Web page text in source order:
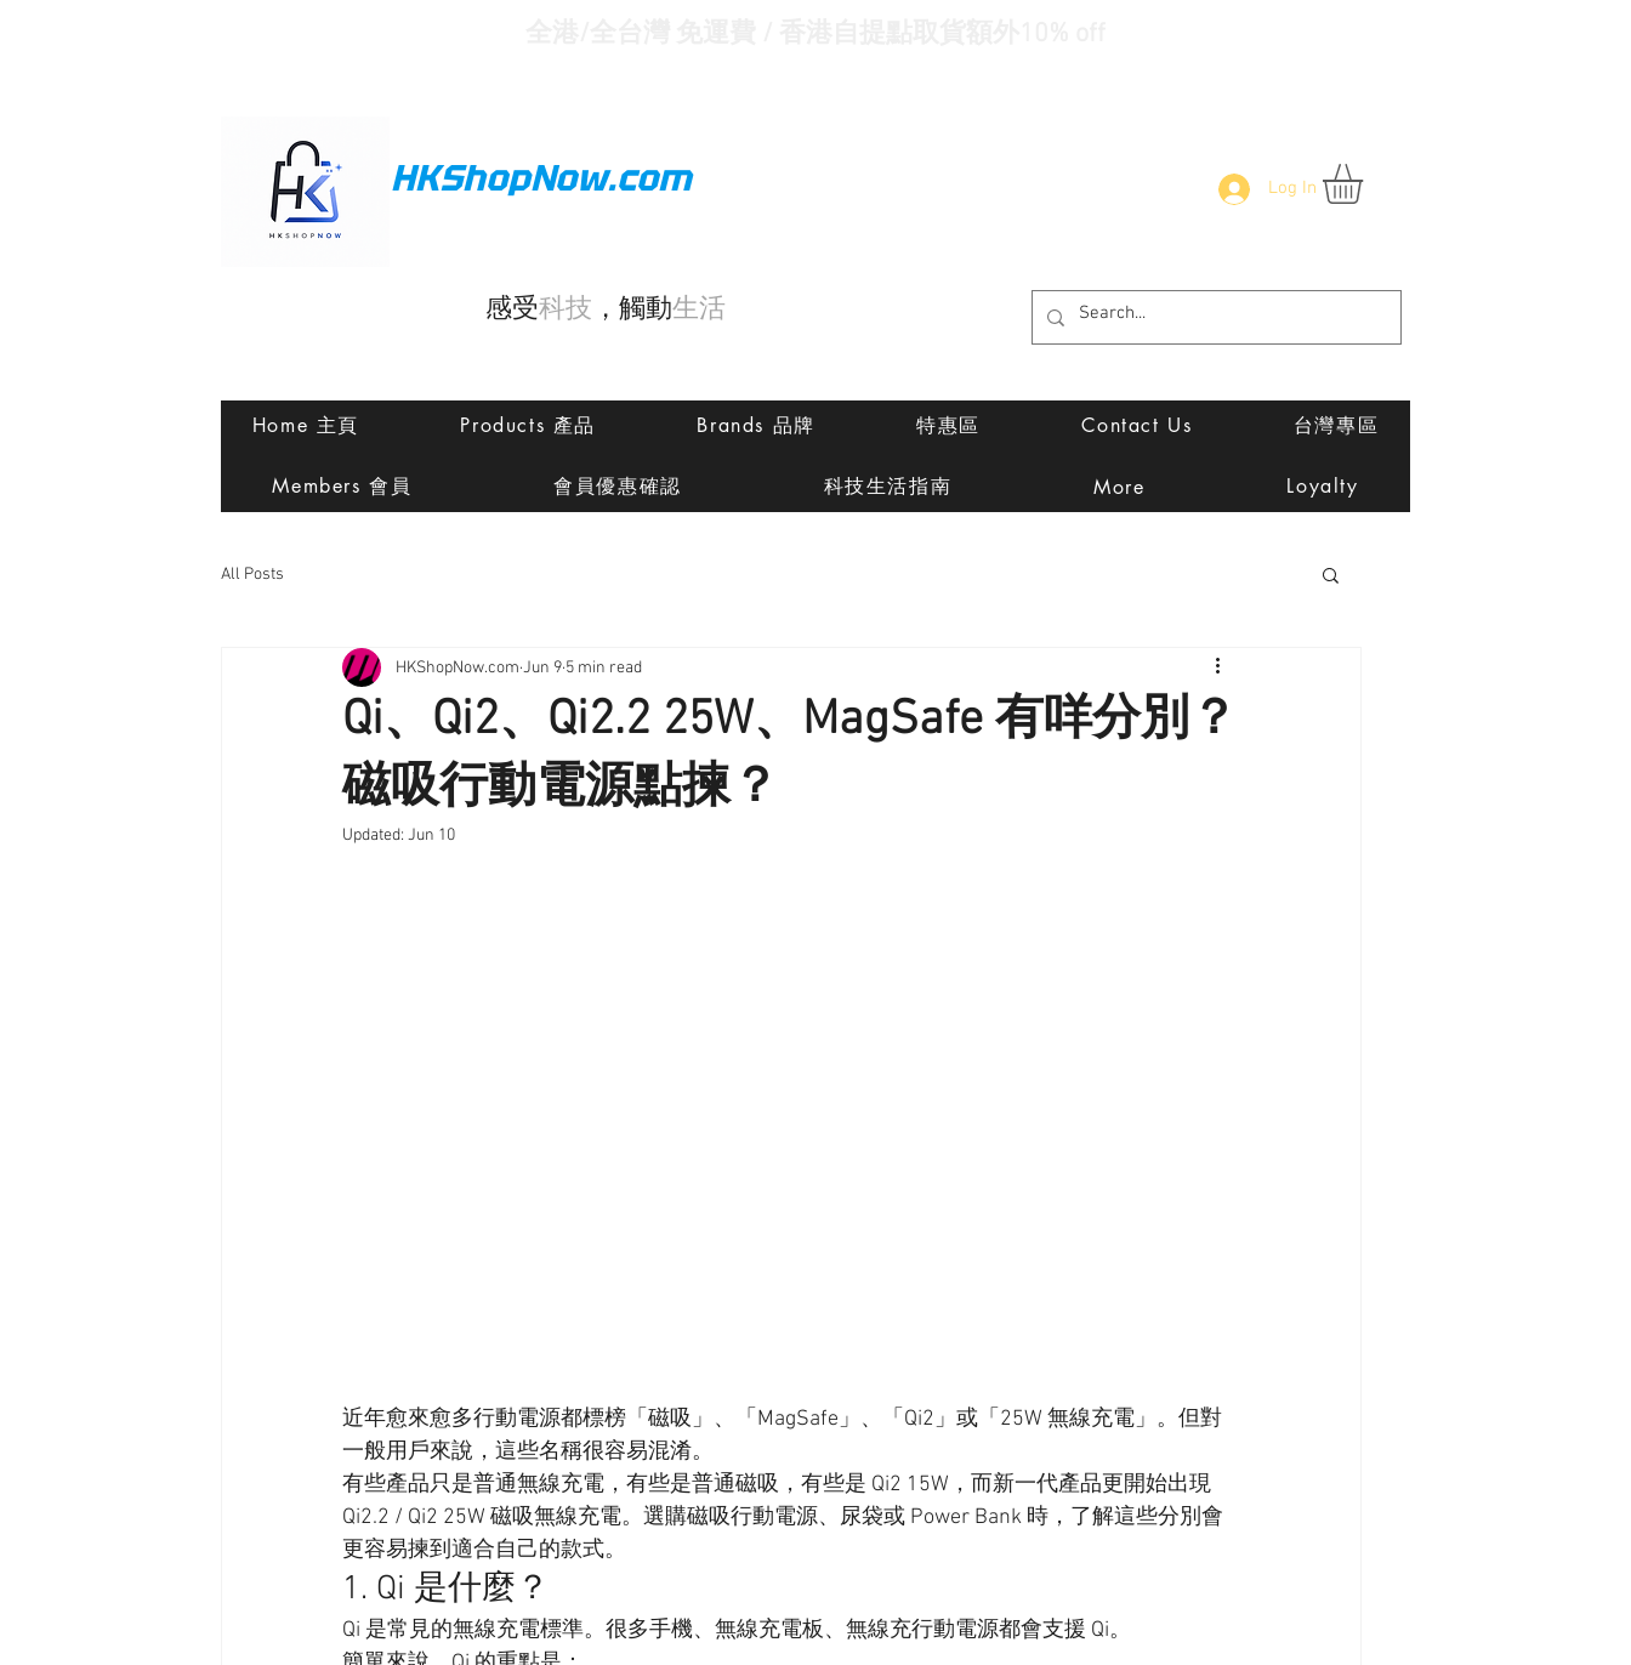
HKShopNow.com Log In
感受科技 ，觸動生活
Home 主頁 Products 產品 Brands 品牌 特惠區 Contact Us 台灣專區
Members 會員 會員優惠確認 科技生活指南 More Loyalty
All Posts
Qi、Qi2、Qi2.2 25W、MagSafe 有咩分別？
磁吸行動電源點揀？
HKShopNow.com Jun 9 5 min read
Updated: Jun 10
近年愈來愈多行動電源都標榜「磁吸」、「MagSafe」、「Qi2」或「25W 無線充電」。但對
一般用戶來說，這些名稱很容易混淆。
有些產品只是普通無線充電，有些是普通磁吸，有些是 Qi2 15W，而新一代產品更開始出現
Qi2.2 / Qi2 25W 磁吸無線充電。選購磁吸行動電源、尿袋或 Power Bank 時，了解這些分別會
更容易揀到適合自己的款式。
1. Qi 是什麼？
Qi 是常見的無線充電標準。很多手機、無線充電板、無線充行動電源都會支援 Qi。